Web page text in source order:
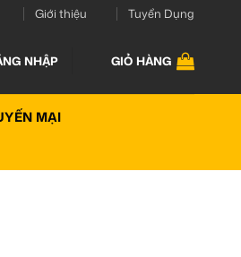
Giới thiệu Tuyển Dụng
NHẬP GIỎ HÀNG
MẠI